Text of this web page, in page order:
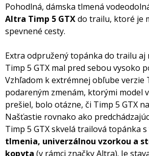
Pohodlná, dámska tlmená
Altra Timp 5 GTXdo trailu, ktoré je
spevnené cesty.
Extra odpružený topánka do trailu aj
Timp 5 GTX mal pred sebou vysoko
Vzhľadom k extrémnej obľube verzie
podareným zmenám, ktorými model
prešiel, bolo otázne, či Timp 5 GTX
Našťastie rovnako ako
Timp 5 GTX skvelá trailová topánka s
tlmenia, univerzálnou vzorkou a
kopyta (v rámci značky Altra). Je